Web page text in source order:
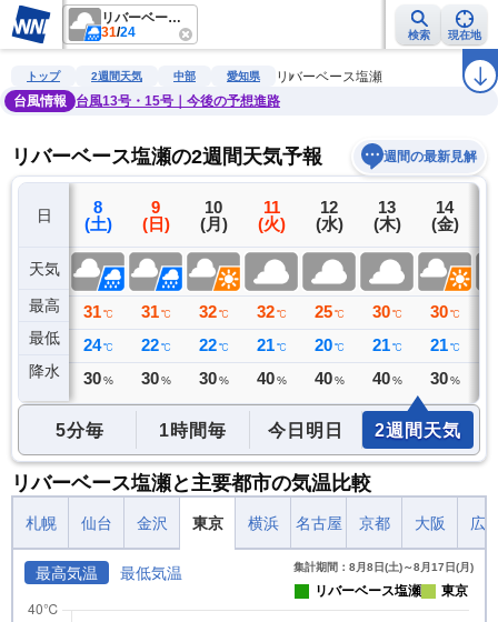
リバーベース塩瀬
31/24 検索 現在地
雨雲レーダー 台風情報 地震情報 警報・注意報 ラ
トップ 2週間天気 中部 愛知県
リバーベース塩瀬
台風情報
台風13号・15号｜今後の予想進路
リバーベース塩瀬の2週間天気予報 週間の最新見解
日
天気
最高
最低
降水
7
(金)
33 ℃
24 ℃
3 ミリ
8
(土)
31 ℃
24 ℃
30 %
9
(日)
31 ℃
22 ℃
30 %
10
(月)
32 ℃
22 ℃
30 %
11
(火)
32 ℃
21 ℃
40 %
12
(水)
25 ℃
20 ℃
40 %
13
(木)
30 ℃
21 ℃
40 %
14
(金)
30 ℃
21 ℃
30 %
5分毎 1時間毎 今日明日 2週間天気
リバーベース塩瀬と主要都市の気温比較
札幌 仙台 金沢 東京 横浜 名古屋 京都 大阪 広
最高気温 最低気温 集計期間：8月8日(土)～8月17日(月)
リバーベース塩瀬 東京